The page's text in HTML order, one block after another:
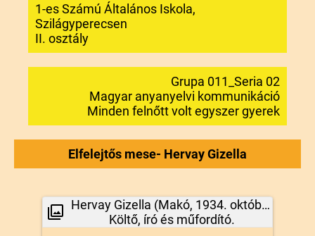
1-es Számú Általános Iskola,
Szilágyperecsen
II. osztály
Grupa 011_Seria 02
Magyar anyanyelvi kommunikáció
Minden felnőtt volt egyszer gyerek
Elfelejtős mese- Hervay Gizella
Hervay Gizella (Makó, 1934. október 14. – Budapest, 1982. július 2.)
Költő, író és műfordító.